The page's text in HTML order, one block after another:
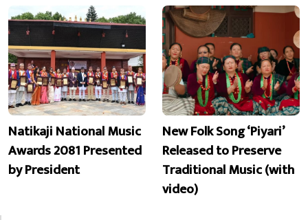
Natikaji National Music
Awards 2081 Presented
by President
New Folk Song ‘Piyari’
Released to Preserve
Traditional Music (with
video)